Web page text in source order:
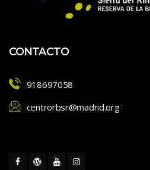
CONTACTO
918697058
centrorbsr@madrid.org